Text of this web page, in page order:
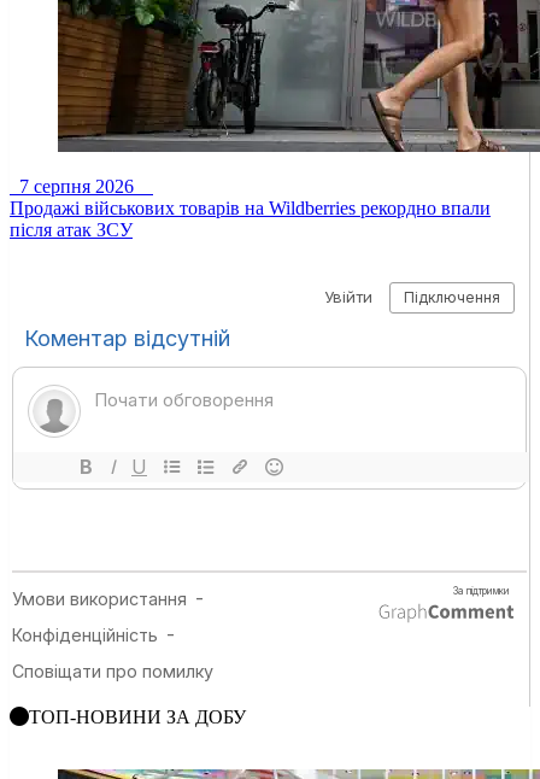
7 серпня 2026
Продажі військових товарів на Wildberries рекордно впали
після атак ЗСУ
ТОП-НОВИНИ ЗА ДОБУ